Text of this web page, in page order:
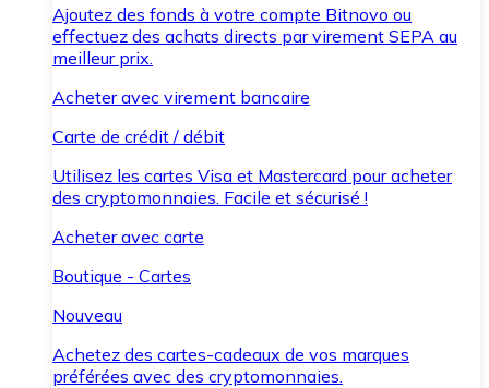
Ajoutez des fonds à votre compte Bitnovo ou
effectuez des achats directs par virement SEPA au
meilleur prix.
Acheter avec virement bancaire
Carte de crédit / débit
Utilisez les cartes Visa et Mastercard pour acheter
des cryptomonnaies. Facile et sécurisé !
Acheter avec carte
Boutique - Cartes
Nouveau
Achetez des cartes-cadeaux de vos marques
préférées avec des cryptomonnaies.